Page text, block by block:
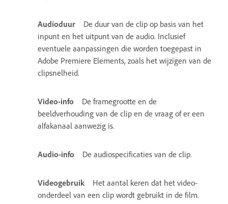
Audioduur
De duur van de clip op basis van het
inpunt en het uitpunt van de audio. Inclusief
eventuele aanpassingen die worden toegepast in
Adobe Premiere Elements, zoals het wijzigen van de
clipsnelheid.
Video-info
De framegrootte en de
beeldverhouding van de clip en de vraag of er een
alfakanaal aanwezig is.
Audio-info De audiospecificaties van de clip.
Videogebruik
Het aantal keren dat het video-
onderdeel van een clip wordt gebruikt in de film.